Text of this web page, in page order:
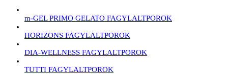
m-GEL PRIMO GELATO FAGYLALTPOROK
HORIZONS FAGYLALTPOROK
DIA-WELLNESS FAGYLALTPOROK
TUTTI FAGYLALTPOROK